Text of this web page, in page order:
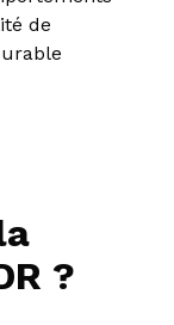
de
?